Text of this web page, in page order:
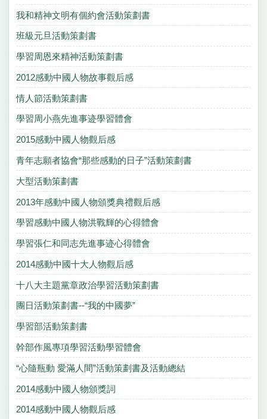
我和精神文明有個約會活動策劃書
班級元旦活動策劃書
學習周恩來精神活動策劃書
2012感動中國人物故事觀后感
情人節活動策劃書
學習周小燕先進事迹學習體會
2015感動中國人物觀后感
青年志願者協會“那些感動的日子”活動策劃書
大型活動策劃書
2013年感動中國人物頒獎典禮觀后感
學習感動中國人物洪戰輝的心得體會
學習張仁和同志先進事迹心得體會
2014感動中國十大人物觀后感
十八大主題黨章政治學習活動策劃書
團日活動策劃書--“我的中國夢”
學習部活動策劃書
幹部作風專項學習活動學習體會
“心隨瓶動 愛滿人間”活動策劃書及活動總結
2014感動中國人物頒獎詞
2014感動中國人物觀后感